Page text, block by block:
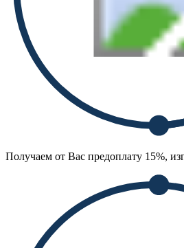
Получаем от Вас предоплату 15%,